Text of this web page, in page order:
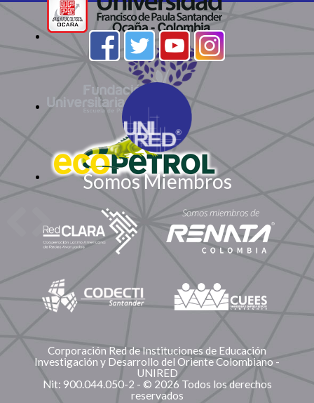
Somos Miembros
Corporación Red de Instituciones de Educación
Investigación y Desarrollo del Oriente Colombiano -
UNIRED
Nit: 900.044.050-2 - © 2026 Todos los derechos
reservados